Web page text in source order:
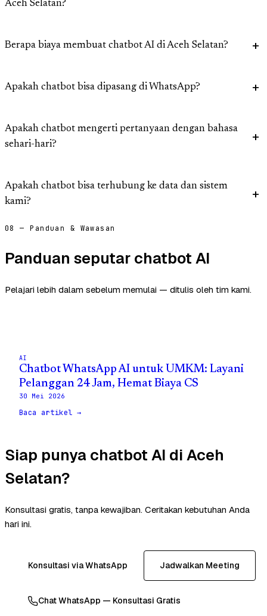
Aceh Selatan?
Berapa biaya membuat chatbot AI di Aceh Selatan?
Apakah chatbot bisa dipasang di WhatsApp?
Apakah chatbot mengerti pertanyaan dengan bahasa
sehari-hari?
Apakah chatbot bisa terhubung ke data dan sistem
kami?
08 — Panduan & Wawasan
Panduan seputar chatbot AI
Pelajari lebih dalam sebelum memulai — ditulis oleh tim kami.
AI
Chatbot WhatsApp AI untuk UMKM: Layani
Pelanggan 24 Jam, Hemat Biaya CS
30 Mei 2026
Baca artikel →
Siap punya chatbot AI di Aceh
Selatan?
Konsultasi gratis, tanpa kewajiban. Ceritakan kebutuhan Anda
hari ini.
Konsultasi via WhatsApp Jadwalkan Meeting
Chat WhatsApp — Konsultasi Gratis